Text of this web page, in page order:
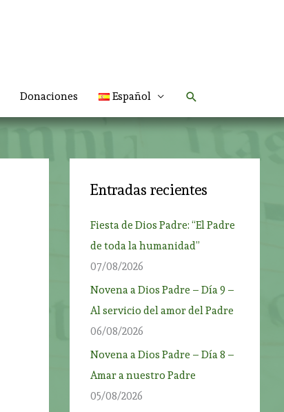
Donaciones Español Buscar
Entradas recientes
Fiesta de Dios Padre: “El Padre
de toda la humanidad”
07/08/2026
Novena a Dios Padre – Día 9 –
Al servicio del amor del Padre
06/08/2026
Novena a Dios Padre – Día 8 –
Amar a nuestro Padre
05/08/2026